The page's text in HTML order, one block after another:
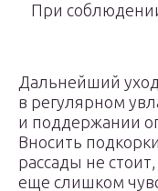
При
Дальнейший
в регулярном
и поддержании
Вносить
рассады не
еще слишком